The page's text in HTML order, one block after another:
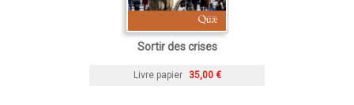
Sortir des crises
Livre papier 35,00 €